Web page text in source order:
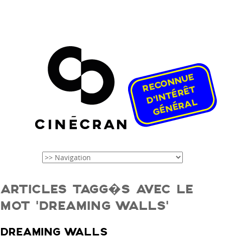
ARTICLES TAGG�S AVEC LE
MOT ‘DREAMING WALLS’
DREAMING WALLS